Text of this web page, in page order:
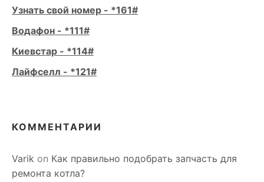
Узнать свой номер - *161#
Водафон - *111#
Киевстар - *114#
Лайфселл - *121#
КОММЕНТАРИИ
Varik on Как правильно подобрать запчасть для
ремонта котла?